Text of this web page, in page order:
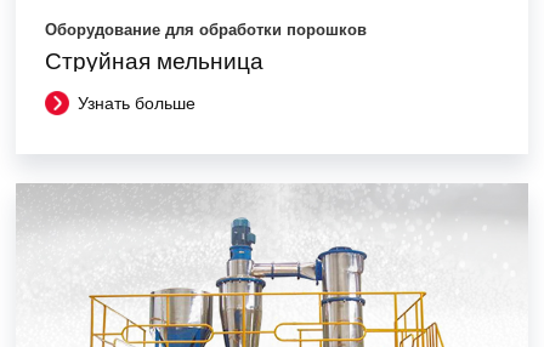
Оборудование для обработки порошков
Струйная мельница
Узнать больше